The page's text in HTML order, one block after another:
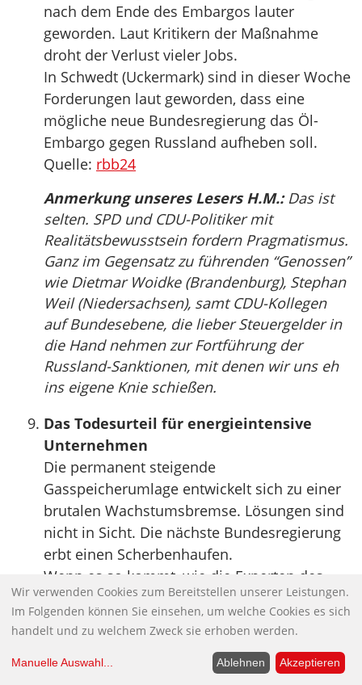
nach dem Ende des Embargos lauter
geworden. Laut Kritikern der Maßnahme
droht der Verlust vieler Jobs.
In Schwedt (Uckermark) sind in dieser Woche
Forderungen laut geworden, dass eine
mögliche neue Bundesregierung das Öl-
Embargo gegen Russland aufheben soll.
Quelle: rbb24
Anmerkung unseres Lesers H.M.:Das ist
selten. SPD und CDU-Politiker mit
Realitätsbewusstsein fordern Pragmatismus.
Ganz im Gegensatz zu führenden “Genossen”
wie Dietmar Woidke (Brandenburg), Stephan
Weil (Niedersachsen), samt CDU-Kollegen
auf Bundesebene, die lieber Steuergelder in
die Hand nehmen zur Fortführung der
Russland-Sanktionen, mit denen wir uns eh
ins eigene Knie schießen.
Das Todesurteil für energieintensive
Unternehmen
Die permanent steigende
Gasspeicherumlage entwickelt sich zu einer
brutalen Wachstumsbremse. Lösungen sind
nicht in Sicht. Die nächste Bundesregierung
erbt einen Scherbenhaufen.
Wenn es so kommt, wie die Experten des
Bundeswirtschaftsministeriums befürchten,
könnte sich die ab 2022 eingeführte
Gasspeicherumlage in weniger als drei
Jahren um den Faktor 15 erhöhen. Da
Wir verwenden Cookies zum Bereitstellen unserer Leistungen.
Im Folgenden können Sie einsehen, um welche Cookies es sich
handelt und zu welchem Zweck sie erhoben werden.
Manuelle Auswahl... Ablehnen Akzeptieren